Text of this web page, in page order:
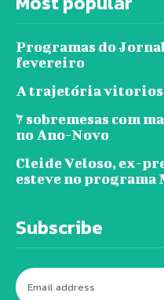
Programas do
fevereiro
A trajetória
7 sobremesas com
no Ano-Novo
Cleide Veloso, ex-
esteve no programa
Subscribe